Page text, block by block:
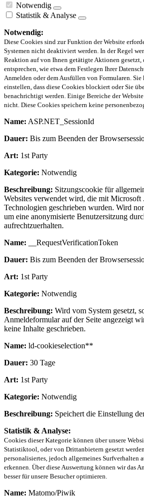
Notwendig
Statistik & Analyse
Notwendig:
Diese Cookies sind zur Funktion der Website
Systemen nicht deaktiviert werden. In der Regel
Reaktion auf von Ihnen getätigte Aktionen gesetzt,
entsprechen, wie etwa dem Festlegen Ihrer
Anmelden oder dem Ausfüllen von Formularen. Sie
einstellen, dass diese Cookies blockiert oder Sie
benachrichtigt werden. Einige Bereiche der
nicht. Diese Cookies speichern keine
Name: ASP.NET_SessionId
Dauer: Bis zum Beenden der
Art: 1st Party
Kategorie: Notwendig
Beschreibung: Sitzungscookie für
Websites verwendet wird, die mit Microsoft
Technologien geschrieben wurden. Wird
um eine anonymisierte Benutzersitzung
aufrechtzuerhalten.
Name: __RequestVerificationToken
Dauer: Bis zum Beenden der
Art: 1st Party
Kategorie: Notwendig
Beschreibung: Wird vom System gesetzt,
Anmeldeformular auf der Seite angezeigt
keine Inhalte geschrieben.
Name: ld-cookieselection**
Dauer: 30 Tage
Art: 1st Party
Kategorie: Notwendig
Beschreibung: Speichert die Einstellung
Statistik & Analyse:
Cookies dieser Kategorie können über unsere
Statistiktool, oder von Drittanbietern gesetzt
personalisiertes, jedoch allgemeines Surfverhalten
erkennen. Über diese Auswertung können wir das
besser für unsere Besucher optimieren.
Name: Matomo/Piwik